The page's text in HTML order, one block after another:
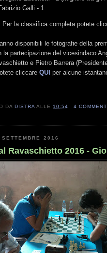
Galli - 1
Per la classifica completa potete
disponibili le fotografie della
la partecipazione del vicesindaco
e Pietro Barrera
cliccare QUI per alcune
DADISTRA ALLE 10:54 4
2016
Ravaschietto 2016 -